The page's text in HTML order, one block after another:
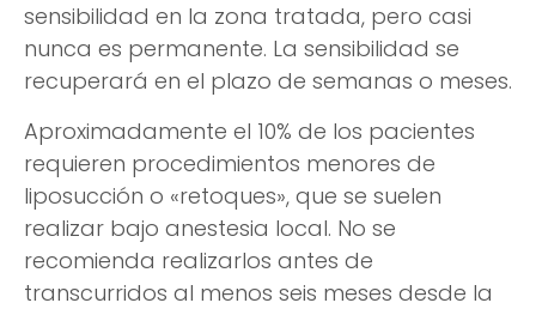
sensibilidad en la zona tratada, pero casi
nunca es permanente. La sensibilidad se
recuperará en el plazo de semanas o meses.
Aproximadamente el 10% de los pacientes
requieren procedimientos menores de
liposucción o «retoques», que se suelen
realizar bajo anestesia local. No se
recomienda realizarlos antes de
transcurridos al menos seis meses desde la